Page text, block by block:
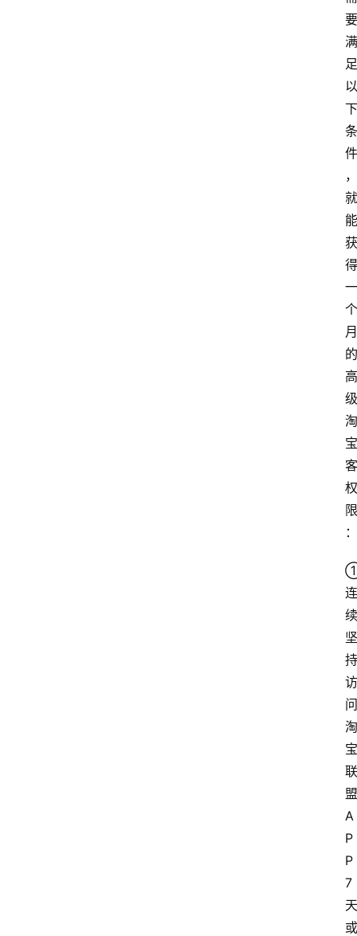
要
满
足
以
下
条
件
，
就
能
获
得
一
个
月
的
高
级
淘
宝
客
权
限
：
连
续
坚
持
访
问
淘
宝
联
盟
A
P
P
7
天
或